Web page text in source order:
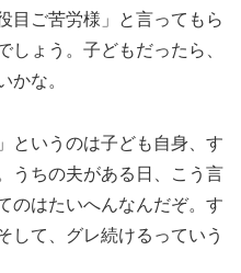
目ご苦労様」と言ってもら
しょう。子どもだったら、
かな。
というのは子ども自身、す
うちの夫がある日、こう言
のはたいへんなんだぞ。す
して、グレ続けるっていう